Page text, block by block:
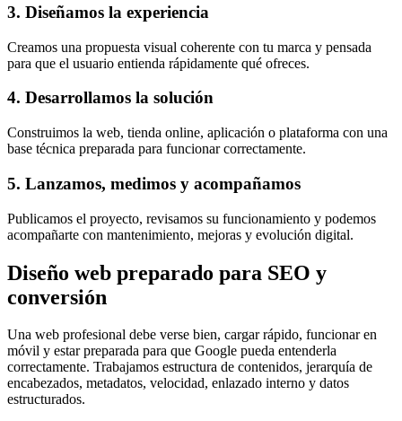
3. Diseñamos la experiencia
Creamos una propuesta visual coherente con tu marca y pensada
para que el usuario entienda rápidamente qué ofreces.
4. Desarrollamos la solución
Construimos la web, tienda online, aplicación o plataforma con una
base técnica preparada para funcionar correctamente.
5. Lanzamos, medimos y acompañamos
Publicamos el proyecto, revisamos su funcionamiento y podemos
acompañarte con mantenimiento, mejoras y evolución digital.
Diseño web preparado para SEO y
conversión
Una web profesional debe verse bien, cargar rápido, funcionar en
móvil y estar preparada para que Google pueda entenderla
correctamente. Trabajamos estructura de contenidos, jerarquía de
encabezados, metadatos, velocidad, enlazado interno y datos
estructurados.